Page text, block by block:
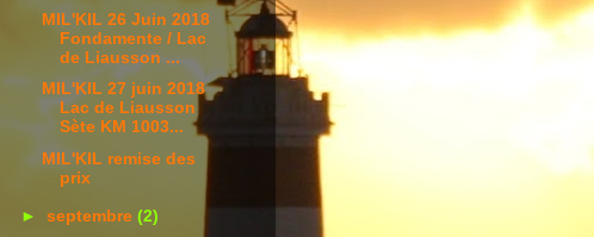
MIL'KIL 26 Juin 2018
Fondamente / Lac
de Liausson ...
MIL'KIL 27 juin 2018
Lac de Liausson
Sète KM 1003...
MIL'KIL remise des
prix
►septembre(2)